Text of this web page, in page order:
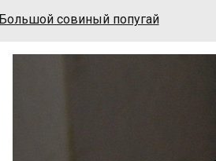
Большой совиный попугай